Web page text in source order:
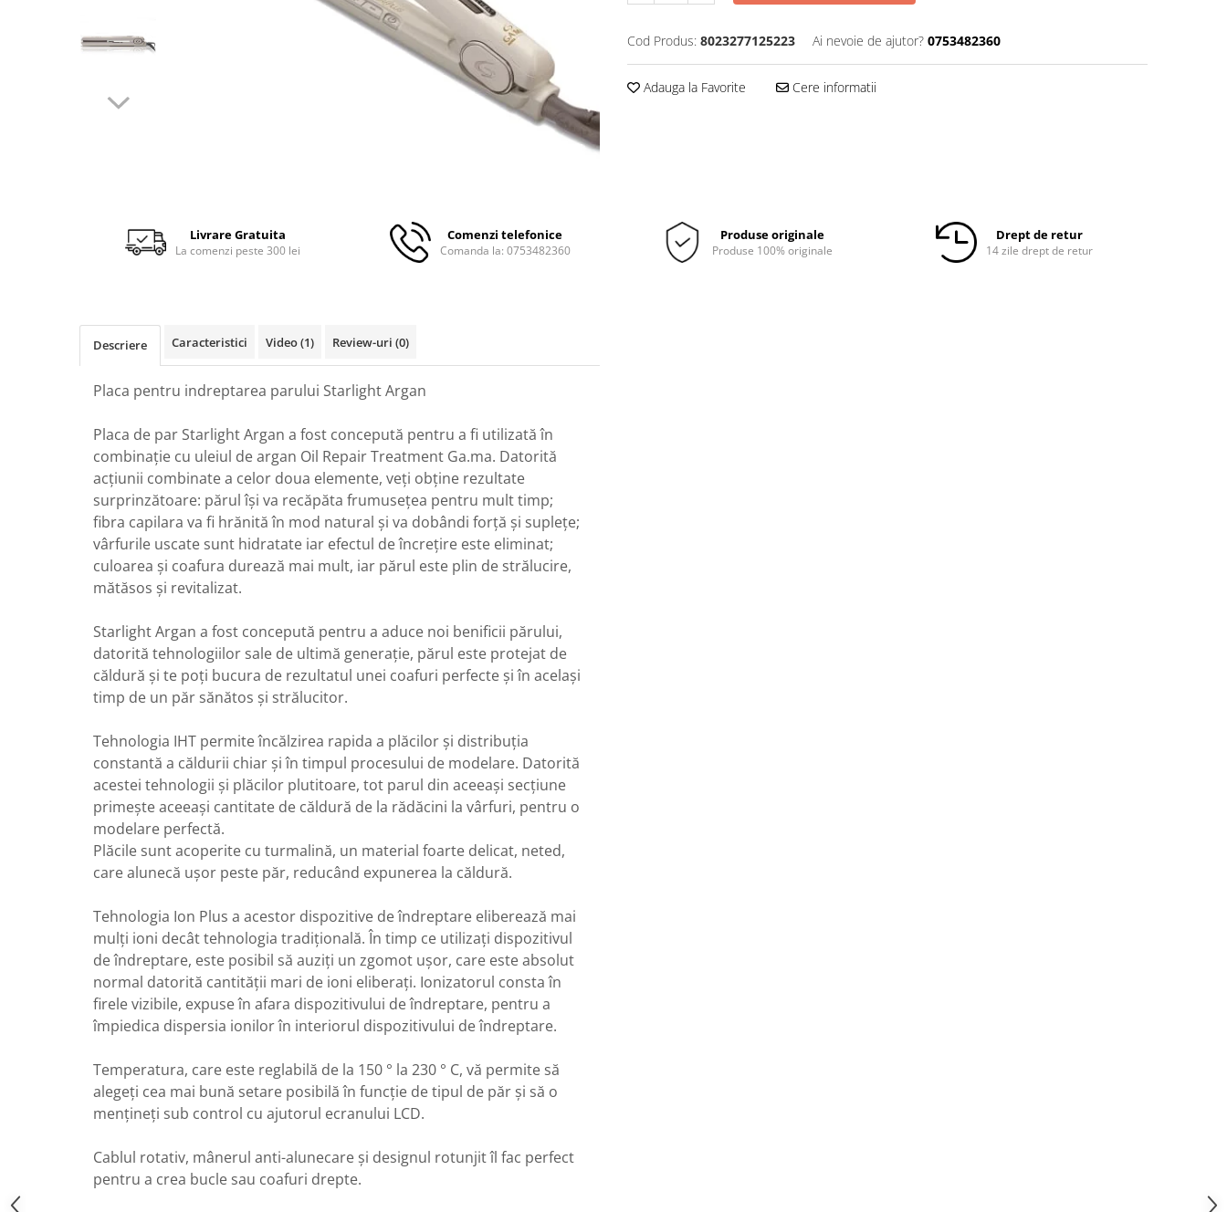
Cod Produs: 8023277125223 Ai nevoie de ajutor? 0753482360
Adauga la Favorite Cere informatii
Livrare Gratuita
La comenzi peste 300 lei
Comenzi telefonice
Comanda la: 0753482360
Produse originale
Produse 100% originale
Drept de retur
14 zile drept de retur
Descriere Caracteristici Video(1) Review-uri (0)
Placa pentru indreptarea parului Starlight Argan
Placa de par Starlight Argan a fost concepută pentru a fi utilizată în
combinație cu uleiul de argan Oil Repair Treatment Ga.ma. Datorită
acțiunii combinate a celor doua elemente, veți obține rezultate
surprinzătoare: părul își va recăpăta frumusețea pentru mult timp;
fibra capilara va fi hrănită în mod natural și va dobândi forță și suplețe;
vârfurile uscate sunt hidratate iar efectul de încrețire este eliminat;
culoarea și coafura durează mai mult, iar părul este plin de strălucire,
mătăsos și revitalizat.
Starlight Argan a fost concepută pentru a aduce noi benificii părului,
datorită tehnologiilor sale de ultimă generație, părul este protejat de
căldură și te poți bucura de rezultatul unei coafuri perfecte și în același
timp de un păr sănătos și strălucitor.
Tehnologia IHT permite încălzirea rapida a plăcilor și distribuția
constantă a căldurii chiar și în timpul procesului de modelare. Datorită
acestei tehnologii și plăcilor plutitoare, tot parul din aceeași secțiune
primește aceeași cantitate de căldură de la rădăcini la vârfuri, pentru o
modelare perfectă.
Plăcile sunt acoperite cu turmalină, un material foarte delicat, neted,
care alunecă ușor peste păr, reducând expunerea la căldură.
Tehnologia Ion Plus a acestor dispozitive de îndreptare eliberează mai
mulți ioni decât tehnologia tradițională. În timp ce utilizați dispozitivul
de îndreptare, este posibil să auziți un zgomot ușor, care este absolut
normal datorită cantității mari de ioni eliberați. Ionizatorul consta în
firele vizibile, expuse în afara dispozitivului de îndreptare, pentru a
împiedica dispersia ionilor în interiorul dispozitivului de îndreptare.
Temperatura, care este reglabilă de la 150 ° la 230 ° C, vă permite să
alegeți cea mai bună setare posibilă în funcție de tipul de păr și să o
mențineți sub control cu ajutorul ​​ecranului LCD.
Cablul rotativ, mânerul anti-alunecare și designul rotunjit îl fac perfect
pentru a crea bucle sau coafuri drepte.